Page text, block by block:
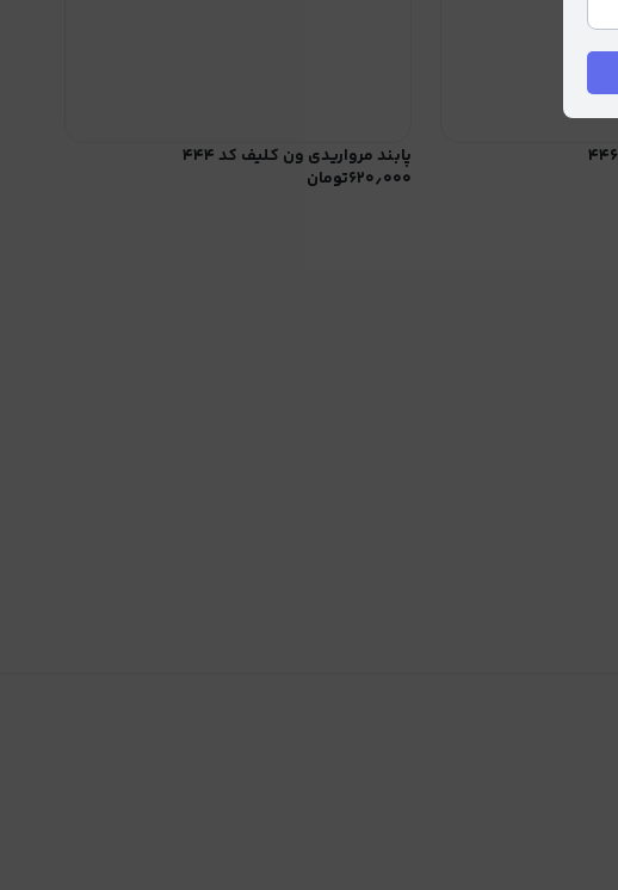
پابند مرواریدی ون کلیف کد ۴۴۴
۶۲۰٫۰۰۰تومان